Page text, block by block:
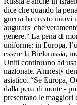
dice che quando la
guerra ha creato nuovi
augurarsi che
genere." La pena di
uniforme: in Europa,
essere la Bielorussia,
Uniti continuano ad
nazionale. Amnesty
asiatico. “Se Europa,
dalla pena di morte -
presentano le maggiori